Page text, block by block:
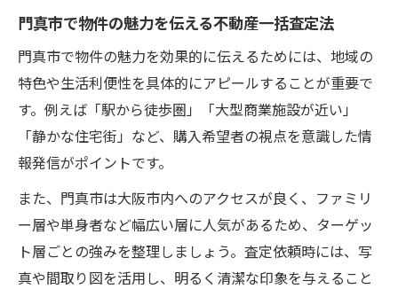
門真市で物件の魅力を伝える不動産一括査定法
門真市で物件の魅力を効果的に伝えるためには、地域の
特色や生活利便性を具体的にアピールすることが重要で
す。例えば「駅から徒歩圏」「大型商業施設が近い」
「静かな住宅街」など、購入希望者の視点を意識した情
報発信がポイントです。
また、門真市は大阪市内へのアクセスが良く、ファミリ
ー層や単身者など幅広い層に人気があるため、ターゲッ
ト層ごとの強みを整理しましょう。査定依頼時には、写
真や間取り図を活用し、明るく清潔な印象を与えること